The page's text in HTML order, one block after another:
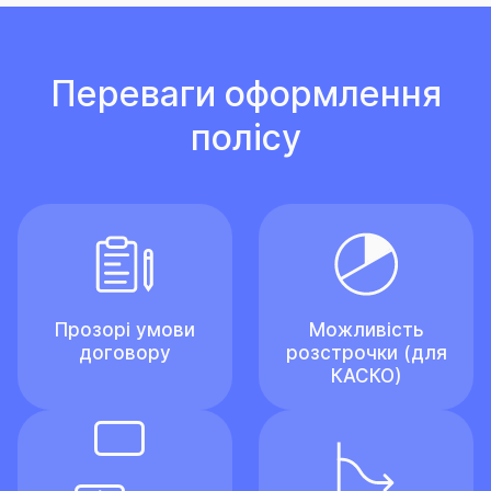
Переваги оформлення
полісу
Прозорі умови
договору
Можливість
розстрочки (для
КАСКО)